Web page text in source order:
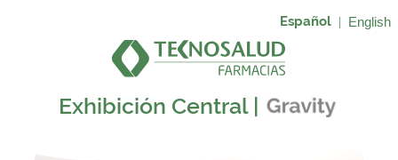
Español | English
Exhibición Central |